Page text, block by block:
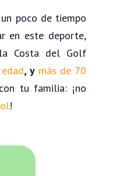
poco de tiempo
en este deporte,
Costa del Golf
, ymás de 70
tu familia: ¡no
!